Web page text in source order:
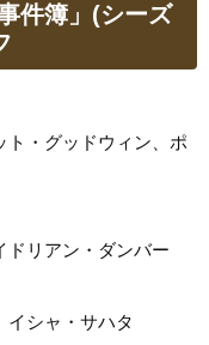
件簿」(シーズ
ト・グッドウィン、ポ
ドリアン・ダンバー
イシャ・サハタ